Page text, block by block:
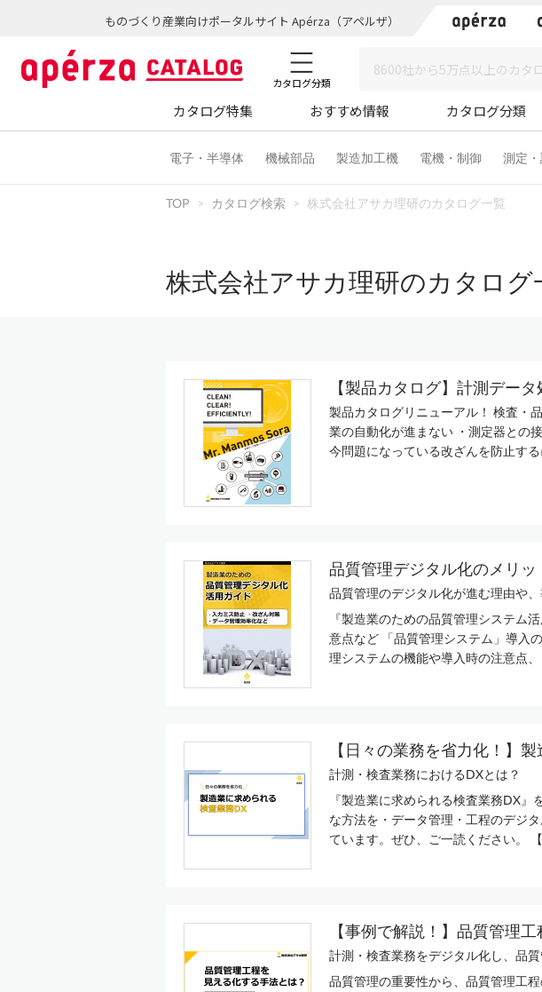
ものづくり産業向けポータルサイト Apérza（アペルザ）
カタログ分類
カタログ特集 おすすめ情報 カタログ分類
電子・半導体 機械部品 製造加工機 電機・制御 測定
TOP カタログ検索 株式会社アサカ理研のカタログ一覧
株式会社アサカ理研のカタログ
【製品カタログ】計測デー
製品カタログリニューアル！ 検査・
業の自動化が進まない ・測定器との
今問題になっている改ざんを防止す
品質管理デジタル化のメリ
品質管理のデジタル化が進む理由や
『製造業のための品質管理システム
意点など 「品質管理システム」導入
理システムの機能や導入時の注意点
【日々の業務を省力化！】
計測・検査業務におけるDXとは？
『製造業に求められる検査業務DX
な方法を・データ管理・工程のデジ
ています。ぜひ、ご一読ください。
【事例で解説！】品質管理
計測・検査業務をデジタル化し、品
品質管理の重要性から、品質管理工